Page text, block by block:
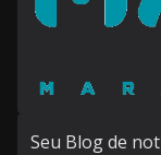
Seu Blog de